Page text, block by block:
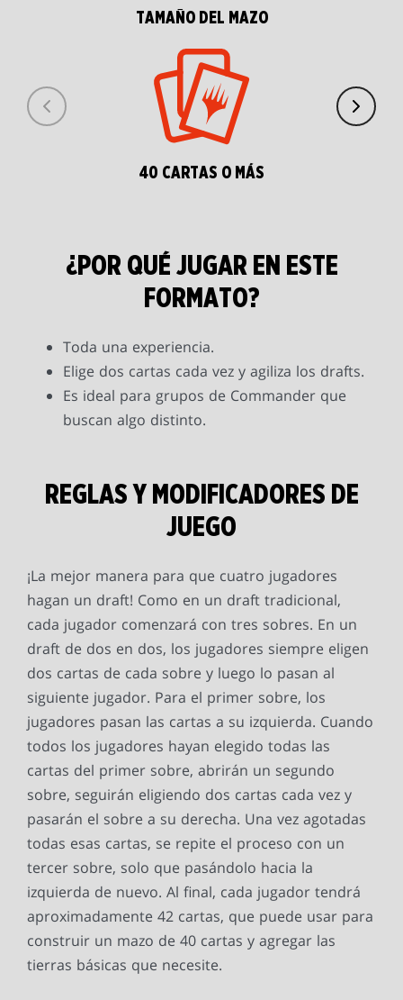
TAMAÑO DEL MAZO
40 CARTAS O MÁS
¿POR QUÉ JUGAR EN ESTE
FORMATO?
Toda una experiencia.
Elige dos cartas cada vez y agiliza los drafts.
Es ideal para grupos de Commander que
buscan algo distinto.
REGLAS Y MODIFICADORES DE
JUEGO
¡La mejor manera para que cuatro jugadores
hagan un draft! Como en un draft tradicional,
cada jugador comenzará con tres sobres. En un
draft de dos en dos, los jugadores siempre eligen
dos cartas de cada sobre y luego lo pasan al
siguiente jugador. Para el primer sobre, los
jugadores pasan las cartas a su izquierda. Cuando
todos los jugadores hayan elegido todas las
cartas del primer sobre, abrirán un segundo
sobre, seguirán eligiendo dos cartas cada vez y
pasarán el sobre a su derecha. Una vez agotadas
todas esas cartas, se repite el proceso con un
tercer sobre, solo que pasándolo hacia la
izquierda de nuevo. Al final, cada jugador tendrá
aproximadamente 42 cartas, que puede usar para
construir un mazo de 40 cartas y agregar las
tierras básicas que necesite.